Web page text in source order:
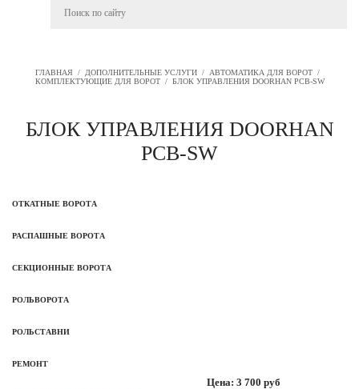
ГЛАВНАЯ / ДОПОЛНИТЕЛЬНЫЕ УСЛУГИ / АВТОМАТИКА ДЛЯ ВОРОТ /
КОМПЛЕКТУЮЩИЕ ДЛЯ ВОРОТ / БЛОК УПРАВЛЕНИЯ DOORHAN PCB-SW
БЛОК УПРАВЛЕНИЯ DOORHAN
PCB-SW
ОТКАТНЫЕ ВОРОТА
РАСПАШНЫЕ ВОРОТА
СЕКЦИОННЫЕ ВОРОТА
РОЛЬВОРОТА
РОЛЬСТАВНИ
РЕМОНТ
Цена: 3 700 руб